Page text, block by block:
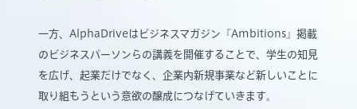
一方、AlphaDriveはビジネスマガジン『Ambitions』掲載
のビジネスパーソンらの講義を開催することで、学生の知見
を広げ、起業だけでなく、企業内新規事業など新しいことに
取り組もうという意欲の醸成につなげていきます。